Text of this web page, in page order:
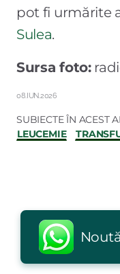
pot fi urmărite
Sulea.
Sursa foto:
08.IUN.2026
SUBIECTE ÎN ACEST
LEUCEMIE